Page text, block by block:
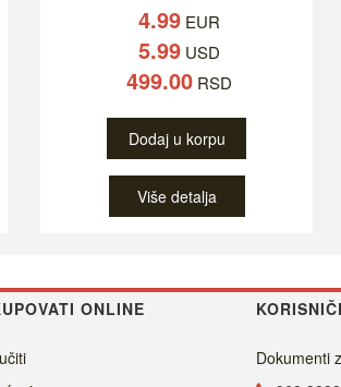
4.99 EUR
5.99 USD
499.00 RSD
Dodaj u korpu
Više detalja
ONLINE
Dokumenti